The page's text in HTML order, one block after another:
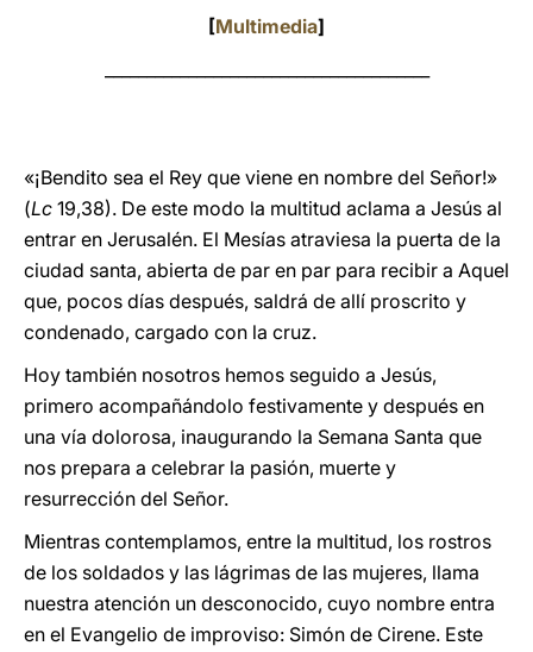
[Multimedia]
«¡Bendito sea el Rey que viene en nombre del Señor!»
(Lc 19,38). De este modo la multitud aclama a Jesús al
entrar en Jerusalén. El Mesías atraviesa la puerta de la
ciudad santa, abierta de par en par para recibir a Aquel
que, pocos días después, saldrá de allí proscrito y
condenado, cargado con la cruz.
Hoy también nosotros hemos seguido a Jesús,
primero acompañándolo festivamente y después en
una vía dolorosa, inaugurando la Semana Santa que
nos prepara a celebrar la pasión, muerte y
resurrección del Señor.
Mientras contemplamos, entre la multitud, los rostros
de los soldados y las lágrimas de las mujeres, llama
nuestra atención un desconocido, cuyo nombre entra
en el Evangelio de improviso: Simón de Cirene. Este